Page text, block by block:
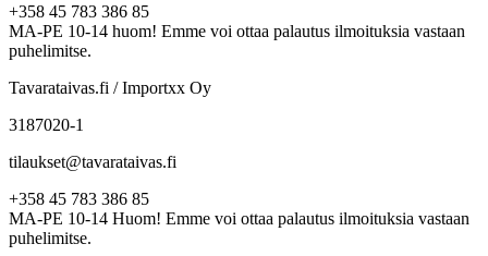
+358 45 783 386 85
MA-PE 10-14 huom! Emme voi ottaa palautus ilmoituksia vastaan
puhelimitse.
Tavarataivas.fi / Importxx Oy
3187020-1
tilaukset@tavarataivas.fi
+358 45 783 386 85
MA-PE 10-14 Huom! Emme voi ottaa palautus ilmoituksia vastaan
puhelimitse.